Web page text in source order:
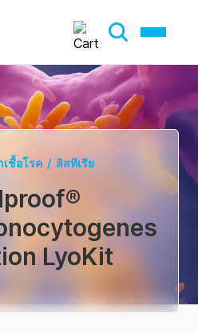
เชื้อโรค / ลิสทีเรีย
®
LyoKit